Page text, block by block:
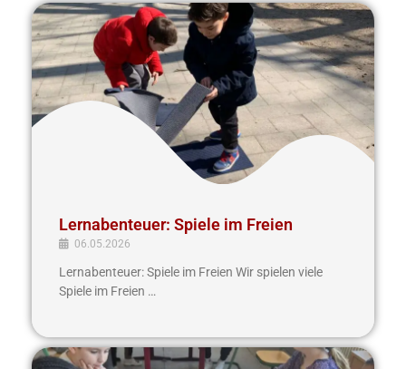
Lernabenteuer:
Spiele
im
Freien
Lernabenteuer: Spiele im Freien
06.05.2026
Lernabenteuer: Spiele im Freien Wir spielen viele
Spiele im Freien …
Lernabenteuer: